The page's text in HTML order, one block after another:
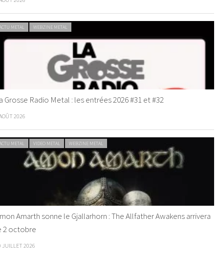
METAL WEBZINE METAL
Grosse Radio Metal : les entrées 2026 #31 et #32
2026
METAL VIDEO METAL WEBZINE METAL
Amarth sonne le Gjallarhorn : The Allfather Awakens arrivera
2 octobre
JUILLET 2026